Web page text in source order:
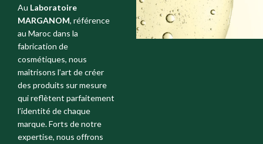
Au Laboratoire
MARGANOM, référence
au Maroc dans la
fabrication de
cosmétiques, nous
maîtrisons l’art de créer
des produits sur mesure
qui reflètent parfaitement
l’identité de chaque
marque. Forts de notre
expertise, nous offrons